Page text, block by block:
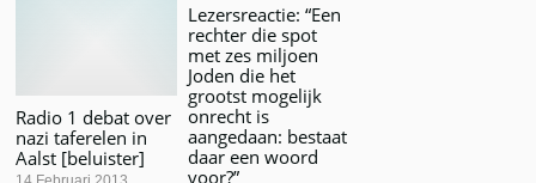
Radio 1 debat over
nazi taferelen in
Aalst [beluister]
Lezersreactie: “Een
rechter die spot
met zes miljoen
Joden die het
grootst mogelijk
onrecht is
aangedaan: bestaat
daar een woord
voor?”